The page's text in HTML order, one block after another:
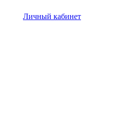
Личный кабинет